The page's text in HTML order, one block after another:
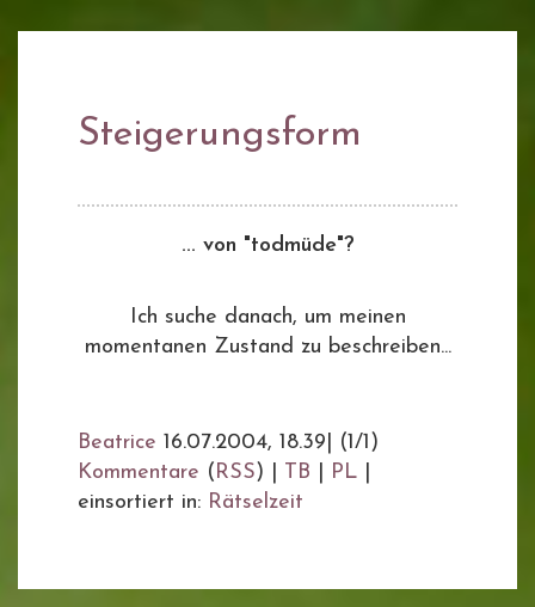
Steigerungsform
... von "todmüde"?
Ich suche danach, um meinen
momentanen Zustand zu beschreiben...
Beatrice 16.07.2004, 18.39
(1/1)
Kommentare (RSS) | TB PL
einsortiert in: Rätselzeit